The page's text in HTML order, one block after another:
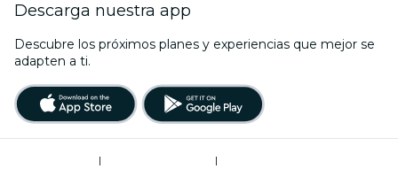
Descarga nuestra app
Descubre los próximos planes y experiencias que mejor se
adapten a ti.
| |